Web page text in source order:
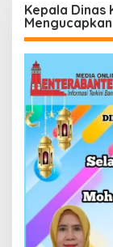
Kepala Dinas